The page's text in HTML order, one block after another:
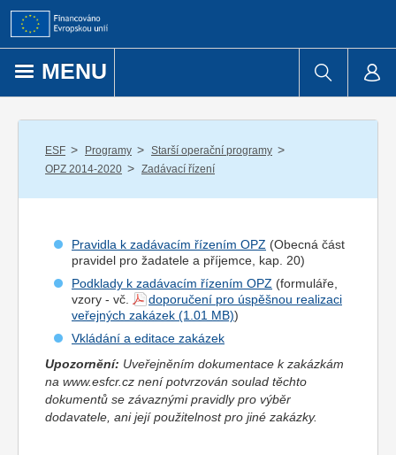
Přejít k obsahu
MENU
ESF / Programy / Starší operační programy /
OPZ 2014-2020 / Zadávací řízení
Pravidla k zadávacím řízením OPZ (Obecná část
pravidel pro žadatele a příjemce , kap. 20)
Podklady k zadávacím řízením OPZ (formuláře,
vzory - vč.
doporučení pro úspěšnou realizaci
veřejných zakázek
)
Vkládání a editace zakázek
Upozornění: Uveřejněním dokumentace k zakázkám
na www.esfcr.cz není potvrzován soulad těchto
dokumentů se závaznými pravidly pro výběr
dodavatele, ani její použitelnost pro jiné zakázky.